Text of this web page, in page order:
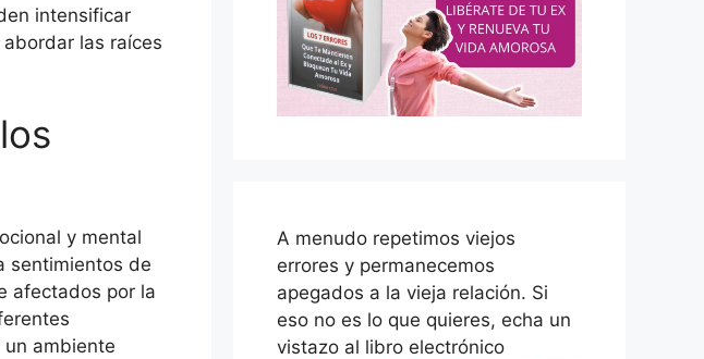
intensificar
las raíces
y mental
sentimientos de
afectados por la
ambiente
A menudo repetimos viejos
errores y permanecemos
apegados a la vieja relación. Si
eso no es lo que quieres, echa un
vistazo al libro electrónico